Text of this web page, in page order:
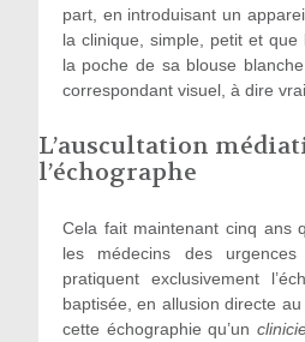
part, en introduisant un
la clinique, simple, petit et
la poche de sa blouse
correspondant visuel, à dire
L’auscultation
l’échographe
Cela fait maintenant cinq ans
les médecins des urgences
pratiquent exclusivement
baptisée, en allusion directe
cette échographie qu’un